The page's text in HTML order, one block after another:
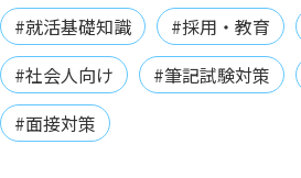
#就活基礎知識
#採用・教育
#社会人向け
#筆記試験対策
#面接対策